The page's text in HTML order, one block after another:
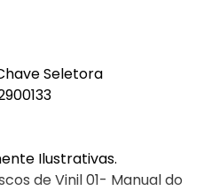
Seletora
Ilustrativas.
de Vinil 01- Manual do